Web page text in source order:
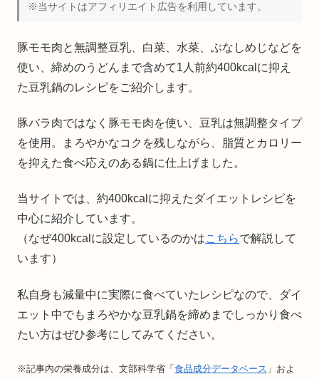
※当サイトはアフィリエイト広告を利用しています。
豚モモ肉と無調整豆乳、白菜、水菜、ぶなしめじなどを
使い、締めのうどんまで含めて1人前約400kcalに抑え
た豆乳鍋のレシピをご紹介します。
豚バラ肉ではなく豚モモ肉を使い、豆乳は無調整タイプ
を使用。まろやかなコクを残しながら、脂質とカロリー
を抑えた食べ応えのある鍋に仕上げました。
当サイトでは、約400kcalに抑えたダイエットレシピを
中心に紹介しています。
（なぜ400kcalに設定しているのかはこちらで解説して
います）
私自身も減量中に実際に食べていたレシピなので、ダイ
エット中でもまろやかな豆乳鍋を締めまでしっかり食べ
たい方はぜひ参考にしてみてください。
※記事内の栄養成分は、文部科学省「 食品成分データベース 」およ